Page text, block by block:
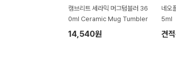
캠브리트 세라믹 머그텀블러 36
0ml Ceramic Mug Tumbler
14,540원
네오
5ml
견